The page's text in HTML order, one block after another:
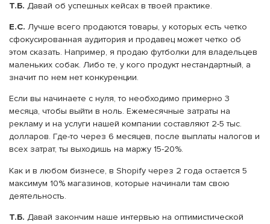
Т.Б. Давай об успешных кейсах в твоей практике.
Е.С. Лучше всего продаются товары, у которых есть четко
сфокусированная аудитория и продавец может четко об
этом сказать. Например, я продаю футболки для владельцев
маленьких собак. Либо те, у кого продукт нестандартный, а
значит по нем нет конкуренции.
Если вы начинаете с нуля, то необходимо примерно 3
месяца, чтобы выйти в ноль. Ежемесячные затраты на
рекламу и на услуги нашей компании составляют 2-5 тыс.
долларов. Где-то через 6 месяцев, после выплаты налогов и
всех затрат, ты выходишь на маржу 15-20%.
Как и в любом бизнесе, в Shopify через 2 года остается 5
максимум 10% магазинов, которые начинали там свою
деятельность.
Т.Б. Давай закончим наше интервью на оптимистической